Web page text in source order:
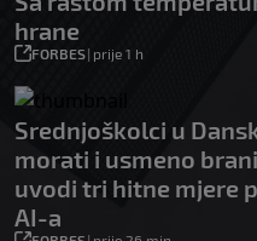
hrane
FORBES| prije 1 h
Srednjoškolci u
morati i usmeno
uvodi tri hitne mjere
AI-a